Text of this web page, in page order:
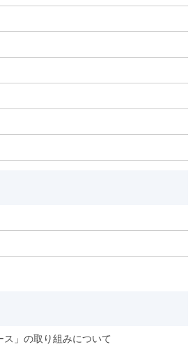
」の取り組みについて